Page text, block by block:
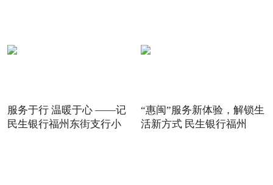
服务于行 温暖于心 ——记
民生银行福州东街支行小
“惠闽”服务新体验，解锁生
活新方式 民生银行福州